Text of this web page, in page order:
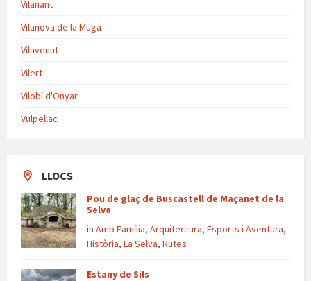
Vilanant
Vilanova de la Muga
Vilavenut
Vilert
Vilobí d'Onyar
Vulpellac
LLOCS
Pou de glaç de Buscastell de Maçanet de la
Selva
in Amb Família, Arquitectura, Esports i Aventura,
Història, La Selva, Rutes
Estany de Sils